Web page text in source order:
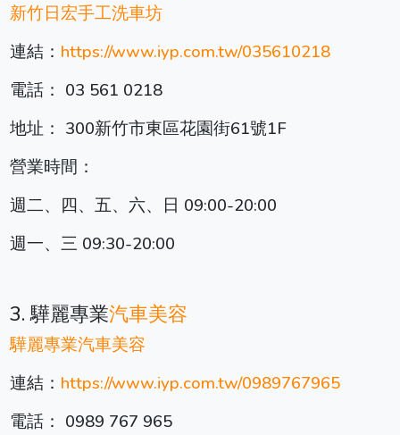
新竹日宏手工洗車坊
連結： https://www.iyp.com.tw/035610218
電話： 03 561 0218
地址： 300新竹市東區花園街61號1F
營業時間：
週二、四、五、六、日 09:00-20:00
週一、三 09:30-20:00
3. 驊麗專業汽車美容
驊麗專業汽車美容
連結： https://www.iyp.com.tw/0989767965
電話： 0989 767 965